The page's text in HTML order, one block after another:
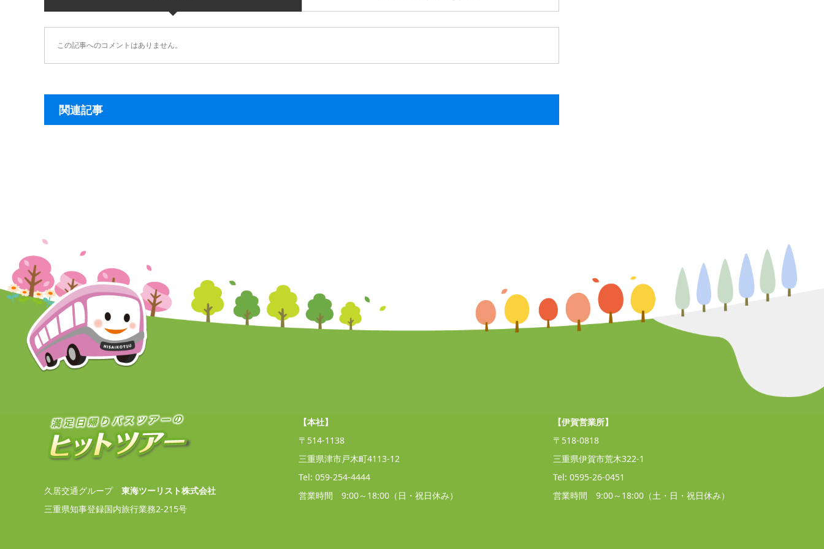
この記事へのコメントはありません。
関連記事
久居交通グループ 東海ツーリスト株式会社
三重県知事登録国内旅行業務2-215号
【本社】
〒514-1138
三重県津市戸木町4113-12
Tel: 059-254-4444
営業時間 9:00～18:00（日・祝日休み）
【伊賀営業所】
〒518-0818
三重県伊賀市荒木322-1
Tel: 0595-26-0451
営業時間 9:00～18:00（土・日・祝日休み）